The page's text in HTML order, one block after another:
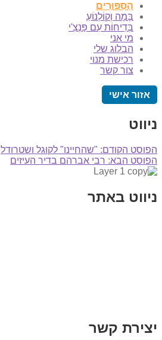
הַסִּפּוּרִים
בָּמָה וְקוֹלְנוֹעַ
בְּדִיחוֹת עִם פַּנְצִ'י
מי אני
הבלוג שלי
רכישת מנוי
צור קשר
אזור אישי
ניווט
הפוסט הקודם: "שהחיינו" לקוגל ושטרודל
הפוסט הבא: רבי אברהם בדיר העיזים
ניווט באתר
יצירת קשר